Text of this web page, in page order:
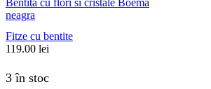
Bentita cu flori si cristale Boema
neagra
Fitze cu bentite
119.00 lei
3 în stoc